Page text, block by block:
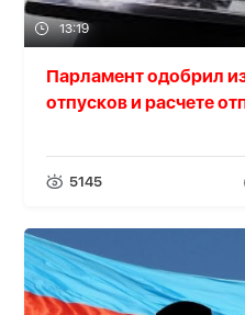
13:19
Парламент одобрил
отпусков и расчете
5145